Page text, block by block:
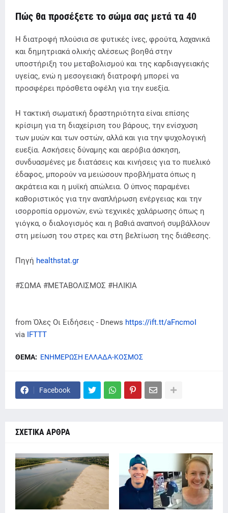
Πώς θα προσέξετε το σώμα σας μετά τα 40
Η διατροφή πλούσια σε φυτικές ίνες, φρούτα, λαχανικά
και δημητριακά ολικής αλέσεως βοηθά στην
υποστήριξη του μεταβολισμού και της καρδιαγγειακής
υγείας, ενώ η μεσογειακή διατροφή μπορεί να
προσφέρει πρόσθετα οφέλη για την ευεξία.
Η τακτική σωματική δραστηριότητα είναι επίσης
κρίσιμη για τη διαχείριση του βάρους, την ενίσχυση
των μυών και των οστών, αλλά και για την ψυχολογική
ευεξία. Ασκήσεις δύναμης και αερόβια άσκηση,
συνδυασμένες με διατάσεις και κινήσεις για το πυελικό
έδαφος, μπορούν να μειώσουν προβλήματα όπως η
ακράτεια και η μυϊκή απώλεια. Ο ύπνος παραμένει
καθοριστικός για την αναπλήρωση ενέργειας και την
ισορροπία ορμονών, ενώ τεχνικές χαλάρωσης όπως η
γιόγκα, ο διαλογισμός και η βαθιά αναπνοή συμβάλλουν
στη μείωση του στρες και στη βελτίωση της διάθεσης.
Πηγή healthstat.gr
#ΣΩΜΑ #ΜΕΤΑΒΟΛΙΣΜΟΣ #ΗΛΙΚΙΑ
from Όλες Οι Ειδήσεις - Dnews https://ift.tt/aFncmoI
via IFTTT
ΘΕΜΑ: ΕΝΗΜΕΡΩΣΗ ΕΛΛΑΔΑ-ΚΟΣΜΟΣ
Facebook
ΣΧΕΤΙΚΑ ΑΡΘΡΑ